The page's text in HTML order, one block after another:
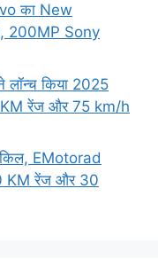
का New
200MP Sony
किया 2025
रेंज और 75 km/h
EMotorad
KM रेंज और 30